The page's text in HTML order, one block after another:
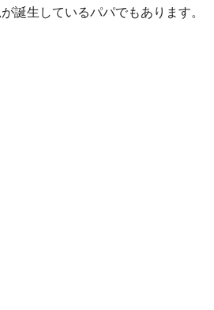
誕生しているパパでもあります。